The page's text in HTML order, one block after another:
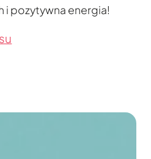
i pozytywna energia!